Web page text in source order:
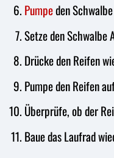
Pumpeden
Setze den Schwalbe
Drücke den Reifen
Pumpe den Reifen
Überprüfe, ob der
Baue das Laufrad